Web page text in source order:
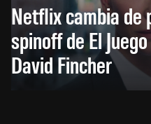
Netflix cambia de
spinoff de El
David Fincher